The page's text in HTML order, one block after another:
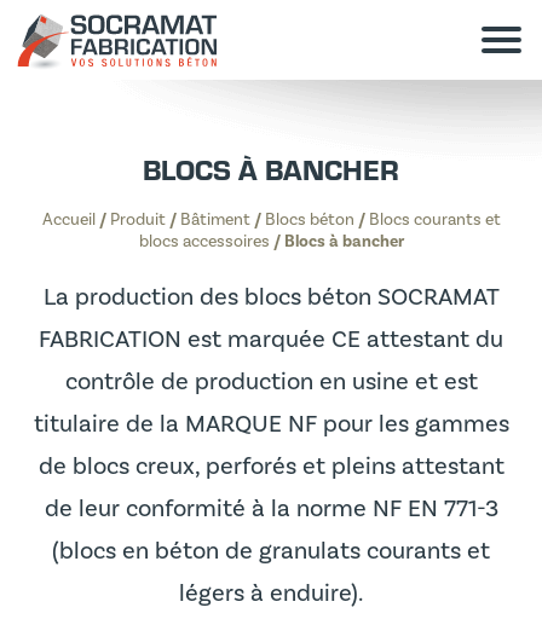
BLOCS À BANCHER
Accueil/ Produit/ Bâtiment/ Blocs béton / Blocs courants et
blocs accessoires / Blocs à bancher
La production des blocs béton SOCRAMAT
FABRICATION est marquée CE attestant du
contrôle de production en usine et est
titulaire de la MARQUE NF pour les gammes
de blocs creux, perforés et pleins attestant
de leur conformité à la norme NF EN 771-3
(blocs en béton de granulats courants et
légers à enduire).